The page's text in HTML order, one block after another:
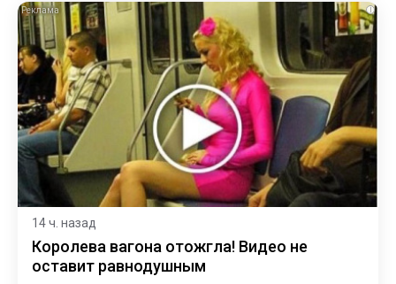
i
14 ч. назад
Королева вагона отожгла! Видео не
оставит равнодушным